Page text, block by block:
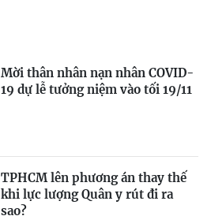
Mời thân nhân nạn nhân COVID-
19 dự lễ tưởng niệm vào tối 19/11
TPHCM lên phương án thay thế
khi lực lượng Quân y rút đi ra
sao?